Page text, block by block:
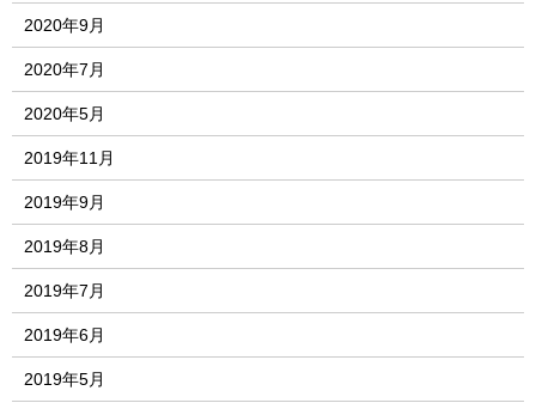
2020年9月
2020年7月
2020年5月
2019年11月
2019年9月
2019年8月
2019年7月
2019年6月
2019年5月